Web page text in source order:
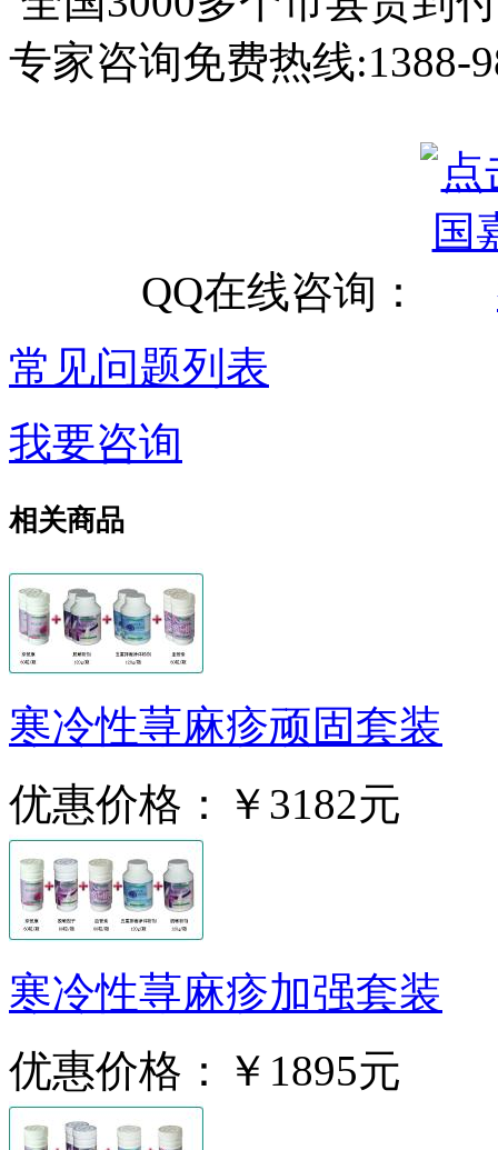
专家咨询免费热线:1388-
QQ在线咨询：
常见问题列表
我要咨询
相关商品
寒冷性荨麻疹顽固套装
优惠价格：
￥3182元
寒冷性荨麻疹加强套装
优惠价格：
￥1895元